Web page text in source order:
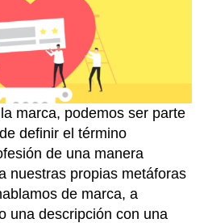
marca, podemos ser parte
definir el término
de una manera
nuestras propias metáforas
de marca, a
una descripción con una